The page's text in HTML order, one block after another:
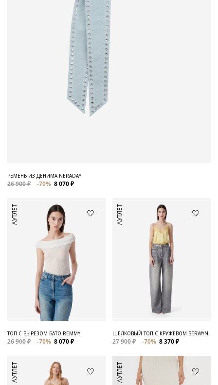
РЕМЕНЬ ИЗ ДЕНИМА NERADAY
26 900 ₽ -70% 8 070 ₽
АУТЛЕТ
ТОП С ВЫРЕЗОМ БАТО REMMY
26 900 ₽ -70% 8 070 ₽
АУТЛЕТ
ШЕЛКОВЫЙ ТОП С КРУЖЕВОМ BERWYN
27 900 ₽ -70% 8 370 ₽
АУТЛЕТ АУТЛЕТ